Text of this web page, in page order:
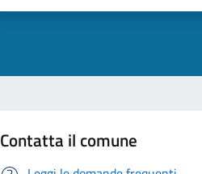
Contatta il comune